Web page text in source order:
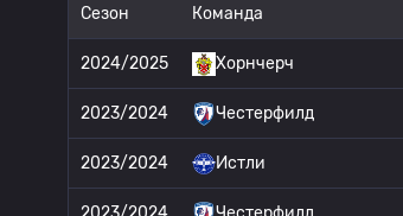
Сезон Команда
2024/2025 Хорнчерч
2023/2024 Честерфилд
2023/2024 Истли